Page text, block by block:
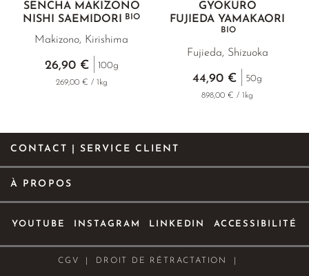
SENCHA MAKIZONO
NISHI SAEMIDORI
BIO
Makizono, Kirishima
26,90 € 100g
269,00 € / 1kg
GYOKURO
FUJIEDA YAMAKAORI
BIO
Fujieda, Shizuoka
44,90 € 50g
898,00 € / 1kg
CONTACT | SERVICE CLIENT
CGV DROIT DE RÉTRACTATION
À PROPOS
YOUTUBE INSTAGRAM LINKEDIN ACCESSIBILITÉ